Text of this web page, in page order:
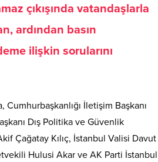
çıkışında vatandaşlarla
ardından basın
ilişkin sorularını
Cumhurbaşkanlığı İletişim Başkanı
Dış Politika ve Güvenlik
Çağatay Kılıç, İstanbul Valisi Davut
Hulusi Akar ve AK Parti İstanbul